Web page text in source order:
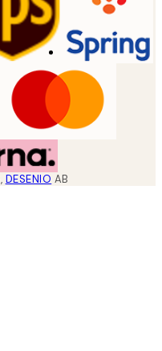
, DESENIO AB